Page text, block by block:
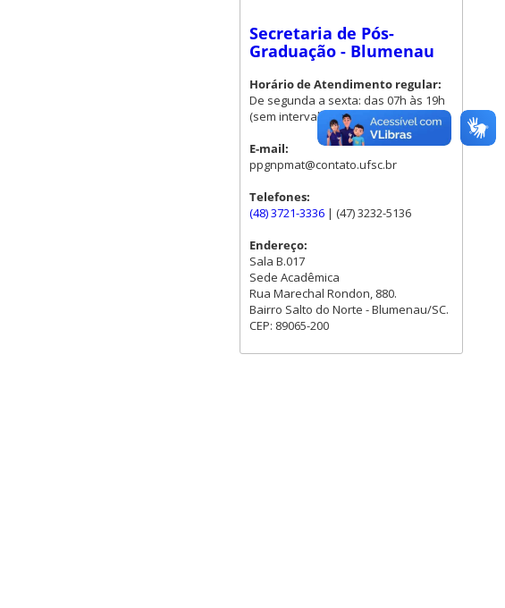
Secretaria de Pós-
Graduação - Blumenau
Horário de Atendimento regular:
De segunda a sexta: das 07h às 19h
(sem intervalo para almoço)
E-mail:
ppgnpmat@contato.ufsc.br
Telefones:
(48) 3721-3336 | (47) 3232-5136
Endereço:
Sala B.017
Sede Acadêmica
Rua Marechal Rondon, 880.
Bairro Salto do Norte - Blumenau/SC.
CEP: 89065-200